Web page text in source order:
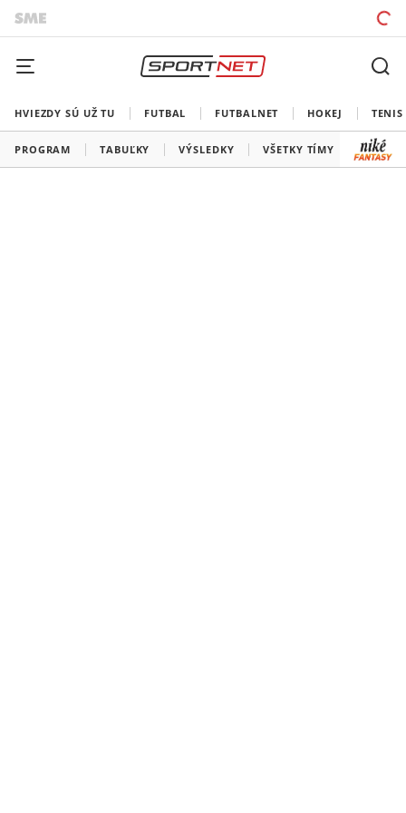
HVIEZDY SÚ UŽ TU FUTBAL FUTBALNET HOKEJ TENIS
PROGRAM TABUĽKY VÝSLEDKY VŠETKY TÍMY